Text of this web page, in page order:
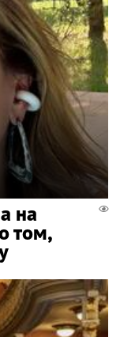
на
том,